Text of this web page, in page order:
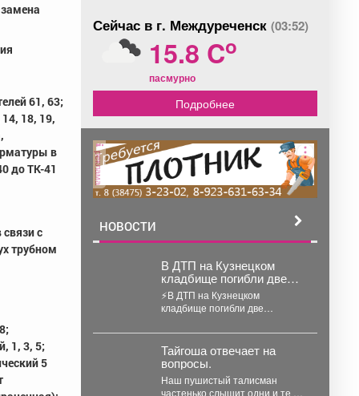
61, 63;
18, 19,
в
до ТК-41
с
трубном
1, 3, 5;
5
Сейчас в г. Междуреченск (03:52)
15.8 Co
пасмурно
Подробнее
реклама
НОВОСТИ
В ДТП на Кузнецком
кладбище погибли две
женщины
⚡В ДТП на Кузнецком
кладбище погибли две
служба ГУ МВД РФ...
Тайгоша отвечает на
вопросы.
Наш пушистый талисман
частенько слышит одни и те же